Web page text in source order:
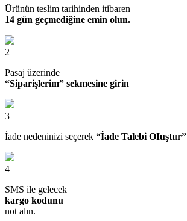
Ürünün teslim tarihinden itibaren
14 gün geçmediğine emin olun.
2
Pasaj üzerinde
“Siparişlerim” sekmesine girin
3
İade nedeninizi seçerek “İade Talebi OIuştur”
4
SMS ile gelecek
kargo kodunu
not alın.